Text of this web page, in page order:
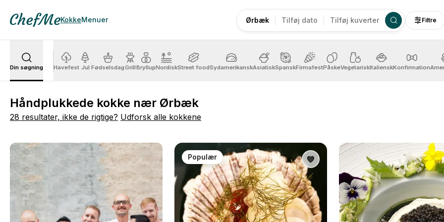
KokkeMenuer Ørbæk Tilføj dato Tilføj kuverter Filtre
Din søgning Havefest Jul FødselsdagGrillBryllupNordiskStreet foodSydamerikanskAsiatiskSpanskFirmafestPåskeVegetariskItalienskKonfirmation
Håndplukkede kokke nær Ørbæk
28 resultater, ikke de rigtige? Udforsk alle kokkene
Populær